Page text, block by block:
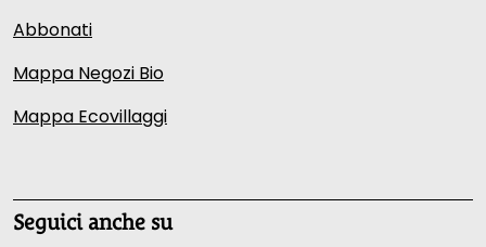
Abbonati
Mappa Negozi Bio
Mappa Ecovillaggi
Seguici anche su